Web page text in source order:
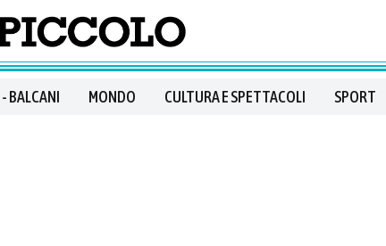
BALCANI MONDO CULTURA E SPETTACOLI SPORT